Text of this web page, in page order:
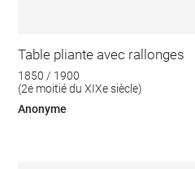
Table pliante avec rallonges
1850 / 1900
(2e moitié du XIXe siècle)
Anonyme